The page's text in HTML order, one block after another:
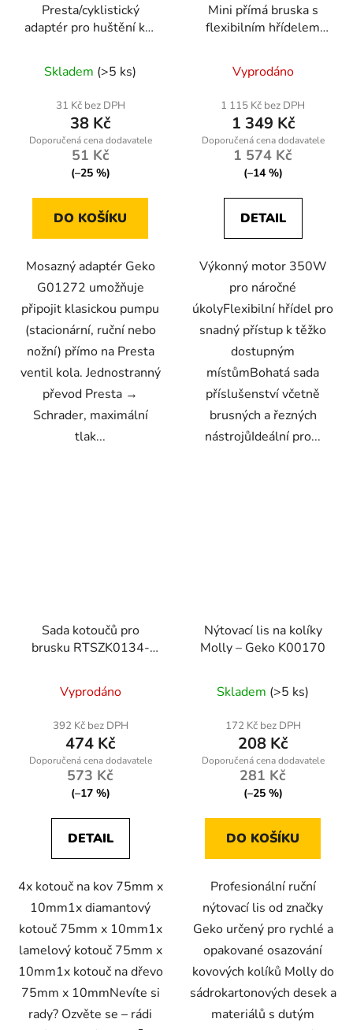
Presta/cyklistický
adaptér pro huštění kol
G01272
Skladem (>5 ks)
31 Kč bez DPH
38 Kč
51 Kč
(–25 %)
DO KOŠÍKU
Mosazný adaptér Geko
G01272 umožňuje
připojit klasickou pumpu
(stacionární, ruční nebo
nožní) přímo na Presta
ventil kola. Jednostranný
převod Presta →
Schrader, maximální
tlak...
Mini přímá bruska s
flexibilním hřídelem
Vyprodáno
1 115 Kč bez DPH
1 349 Kč
1 574 Kč
(–14 %)
DETAIL
Výkonný motor 350W
pro náročné
úkolyFlexibilní hřídel pro
snadný přístup k těžko
dostupným
místůmBohatá sada
příslušenství včetně
brusných a řezných
nástrojůIdeální pro...
Sada kotoučů pro
brusku RTSZK0134-
Vyprodáno
392 Kč bez DPH
474 Kč
573 Kč
(–17 %)
DETAIL
4x kotouč na kov 75mm x
10mm1x diamantový
kotouč 75mm x 10mm1x
lamelový kotouč 75mm x
10mm1x kotouč na dřevo
75mm x 10mmNevíte si
rady? Ozvěte se – rádi
Nýtovací lis na kolíky
Molly – Geko K00170
Skladem (>5 ks)
172 Kč bez DPH
208 Kč
281 Kč
(–25 %)
DO KOŠÍKU
Profesionální ruční
nýtovací lis od značky
Geko určený pro rychlé a
opakované osazování
kovových kolíků Molly do
sádrokartonových desek a
materiálů s dutým